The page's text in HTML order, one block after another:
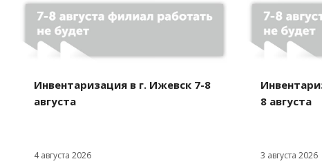
Инвентаризация в г. Ижевск 7-8
августа
4 августа 2026
8 августа
3 августа 2026